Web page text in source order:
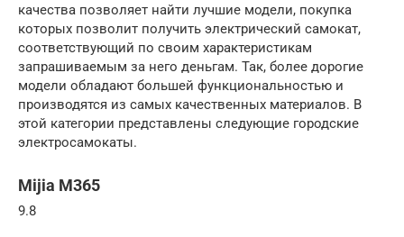
качества позволяет найти лучшие модели, покупка
которых позволит получить электрический самокат,
соответствующий по своим характеристикам
запрашиваемым за него деньгам. Так, более дорогие
модели обладают большей функциональностью и
производятся из самых качественных материалов. В
этой категории представлены следующие городские
электросамокаты.
Mijia M365
9.8